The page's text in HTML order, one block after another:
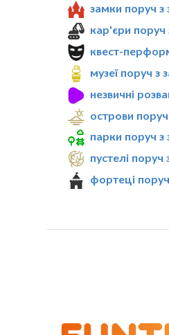
замки поруч з
кар'єри поруч
квест-
музеї поруч з
незвичні
острови
парки поруч
пустелі
фортеці